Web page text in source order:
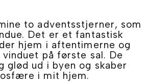
to adventsstjerner, som
Det er et fantastisk
hjem i aftentimerne og
på første sal. De
glød ud i byen og skaber
i mit hjem.